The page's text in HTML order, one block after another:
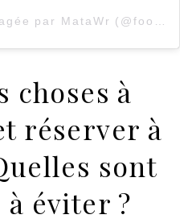
choses à
réserver à
sont
éviter ?